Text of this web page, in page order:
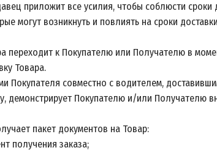
приложит все усилия, чтобы соблюсти
могут возникнуть и повлиять на сроки
переходит к Покупателю или Получателю в
Товара.
Покупателя совместно с водителем,
демонстрирует Покупателю и/или Получателю
пакет документов на Товар:
получения заказа;